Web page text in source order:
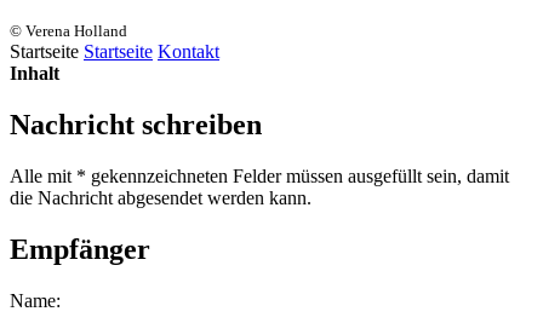
© Verena Holland
Startseite Startseite Kontakt
Inhalt
Nachricht schreiben
Alle mit * gekennzeichneten Felder müssen ausgefüllt sein, damit
die Nachricht abgesendet werden kann.
Empfänger
Name: